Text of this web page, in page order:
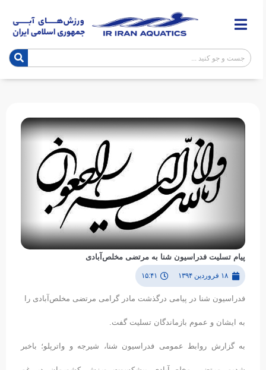
پیام تسلیت فدراسیون شنا به مرتضی مخلص‌آبادی
۱۸ فروردین ۱۳۹۴ ۱۵:۴۱
فدراسیون شنا در پیامی درگذشت مادر گرامی مرتضی مخلص‌آبادی را
به ایشان و عموم بازماندگان تسلیت گفت.
به گزارش روابط عمومی فدراسیون شنا، شیرجه و واترپلو؛ باخبر